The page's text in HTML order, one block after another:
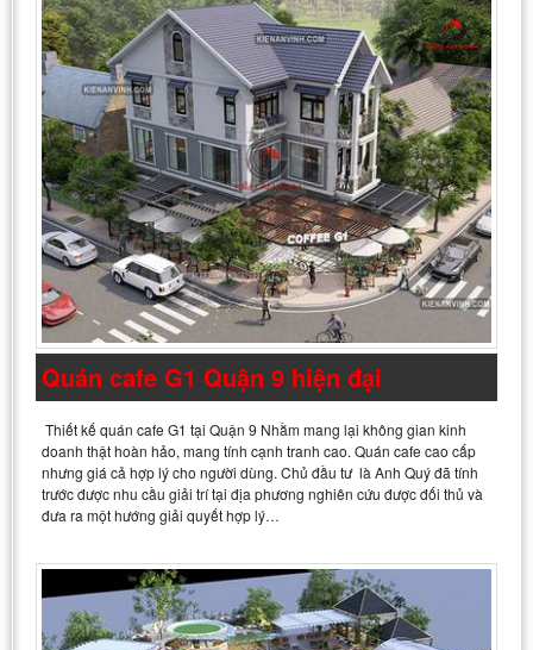
Quán cafe G1 Quận 9 hiện đại
Thiết kế quán cafe G1 tại Quận 9 Nhằm mang lại không gian kinh
doanh thật hoàn hảo, mang tính cạnh tranh cao. Quán cafe cao cấp
nhưng giá cả hợp lý cho người dùng. Chủ đầu tư là Anh Quý đã tính
trước được nhu cầu giải trí tại địa phương nghiên cứu được đối thủ và
đưa ra một hướng giải quyết hợp lý…